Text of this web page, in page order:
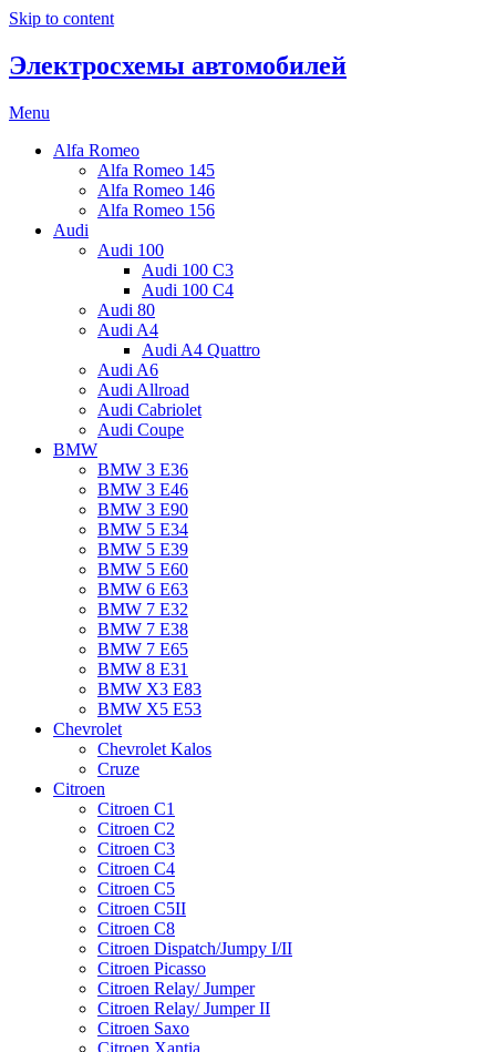
Skip to content
Электросхемы автомобилей
Menu
Alfa Romeo
Alfa Romeo 145
Alfa Romeo 146
Alfa Romeo 156
Audi
Audi 100
Audi 100 C3
Audi 100 C4
Audi 80
Audi A4
Audi A4 Quattro
Audi A6
Audi Allroad
Audi Cabriolet
Audi Coupe
BMW
BMW 3 E36
BMW 3 E46
BMW 3 E90
BMW 5 E34
BMW 5 E39
BMW 5 E60
BMW 6 Е63
BMW 7 Е32
BMW 7 Е38
BMW 7 Е65
BMW 8 Е31
BMW X3 E83
BMW X5 E53
Chevrolet
Chevrolet Kalos
Cruze
Citroen
Citroen C1
Citroen C2
Citroen C3
Citroen C4
Citroen C5
Citroen C5II
Citroen C8
Citroen Dispatch/Jumpy I/II
Citroen Picasso
Citroen Relay/ Jumper
Citroen Relay/ Jumper II
Citroen Saxo
Citroen Xantia